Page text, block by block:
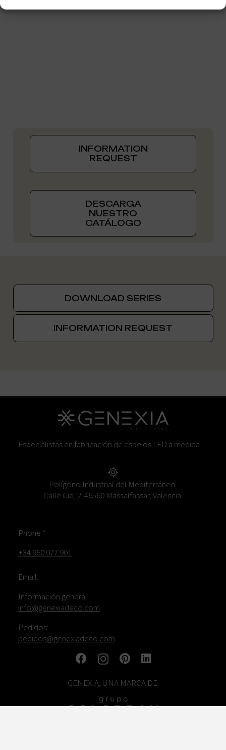
INFORMATION
REQUEST
DESCARGA
NUESTRO
CATÁLOGO
DOWNLOAD SERIES
INFORMATION REQUEST
Especialistas en fabricación de espejos LED a medida.
Polígono Industrial del Mediterráneo.
Calle Cid, 2. 46560 Massalfassar, Valencia.
Phone *
+34 960 077 901
Email:
Información general:
info@genexiadeco.com
Pedidos:
pedidos@genexiadeco.com
GENEXIA, UNA MARCA DE: